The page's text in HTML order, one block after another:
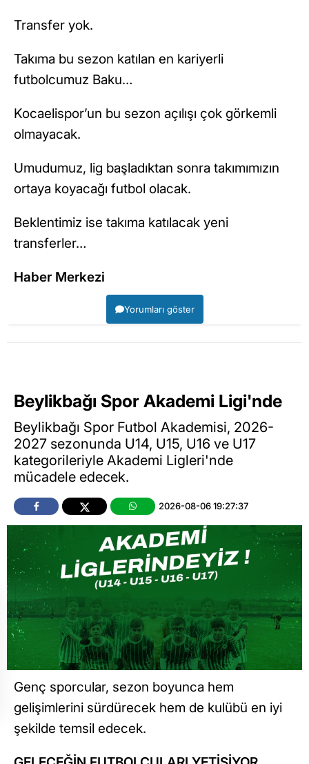
Transfer yok.
Takıma bu sezon katılan en kariyerli
futbolcumuz Baku…
Kocaelispor’un bu sezon açılışı çok görkemli
olmayacak.
Umudumuz, lig başladıktan sonra takımımızın
ortaya koyacağı futbol olacak.
Beklentimiz ise takıma katılacak yeni
transferler…
Haber Merkezi
Yorumları göster
Beylikbağı Spor Akademi Ligi'nde
Beylikbağı Spor Futbol Akademisi, 2026-
2027 sezonunda U14, U15, U16 ve U17
kategorileriyle Akademi Ligleri'nde
mücadele edecek.
2026-08-06 19:27:37
Genç sporcular, sezon boyunca hem
gelişimlerini sürdürecek hem de kulübü en iyi
şekilde temsil edecek.